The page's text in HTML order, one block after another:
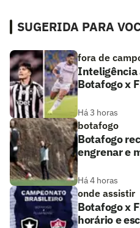
SUGERIDA PARA
fora de
Inteligência
Botafogo x
Há 3 horas
botafogo
Botafogo
engrenar e
Há 4 horas
onde assistir
Botafogo x
horário e